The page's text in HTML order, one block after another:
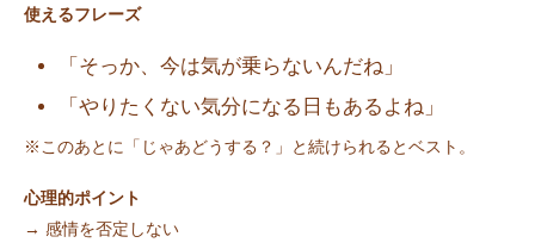
使えるフレーズ
「そっか、今は気が乗らないんだね」
「やりたくない気分になる日もあるよね」
※このあとに「じゃあどうする？」と続けられるとベスト。
心理的ポイント
→ 感情を否定しない